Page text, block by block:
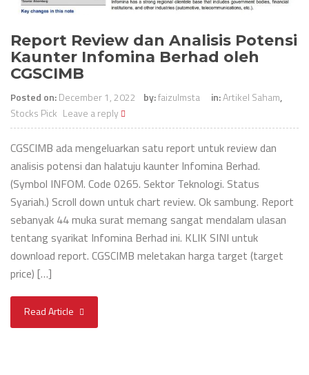
Report Review dan Analisis Potensi
Kaunter Infomina Berhad oleh
CGSCIMB
Posted on:December 1, 2022 by:faizulmsta in:Artikel Saham,
Stocks Pick Leave a reply
CGSCIMB ada mengeluarkan satu report untuk review dan
analisis potensi dan halatuju kaunter Infomina Berhad.
(Symbol INFOM. Code 0265. Sektor Teknologi. Status
Syariah.) Scroll down untuk chart review. Ok sambung. Report
sebanyak 44 muka surat memang sangat mendalam ulasan
tentang syarikat Infomina Berhad ini. KLIK SINI untuk
download report. CGSCIMB meletakan harga target (target
price) […]
Read Article